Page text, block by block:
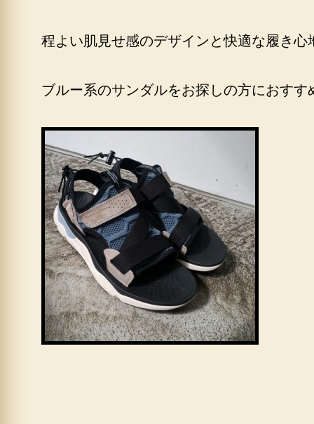
程よい肌見せ感のデザインと快適な履き心
ブルー系のサンダルをお探しの方におすす